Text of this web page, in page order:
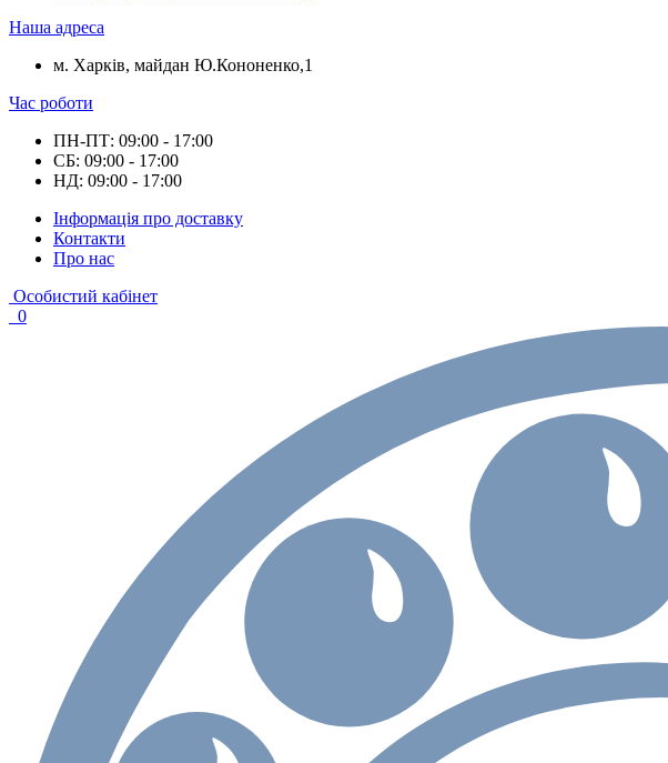
Наша адреса
м. Харків, майдан Ю.Кононенко,1
Час роботи
ПН-ПТ: 09:00 - 17:00
СБ: 09:00 - 17:00
НД: 09:00 - 17:00
Інформація про доставку
Контакти
Про нас
Особистий кабінет
0